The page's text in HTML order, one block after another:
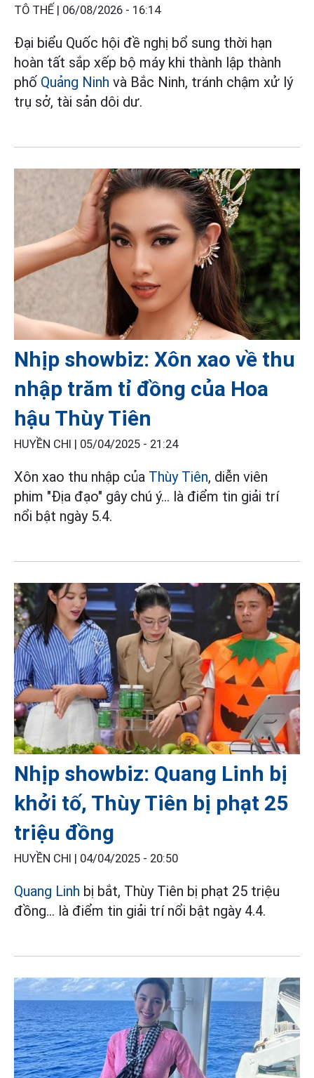
TÔ THẾ | 06/08/2026 - 16:14
Đại biểu Quốc hội đề nghị bổ sung thời hạn
hoàn tất sắp xếp bộ máy khi thành lập thành
phố Quảng Ninh và Bắc Ninh, tránh chậm xử lý
trụ sở, tài sản dôi dư.
Nhịp showbiz: Xôn xao về thu
nhập trăm tỉ đồng của Hoa
hậu Thùy Tiên
HUYỀN CHI | 05/04/2025 - 21:24
Xôn xao thu nhập của Thùy Tiên, diễn viên
phim "Địa đạo" gây chú ý... là điểm tin giải trí
nổi bật ngày 5.4.
Nhịp showbiz: Quang Linh bị
khởi tố, Thùy Tiên bị phạt 25
triệu đồng
HUYỀN CHI | 04/04/2025 - 20:50
Quang Linh bị bắt, Thùy Tiên bị phạt 25 triệu
đồng... là điểm tin giải trí nổi bật ngày 4.4.